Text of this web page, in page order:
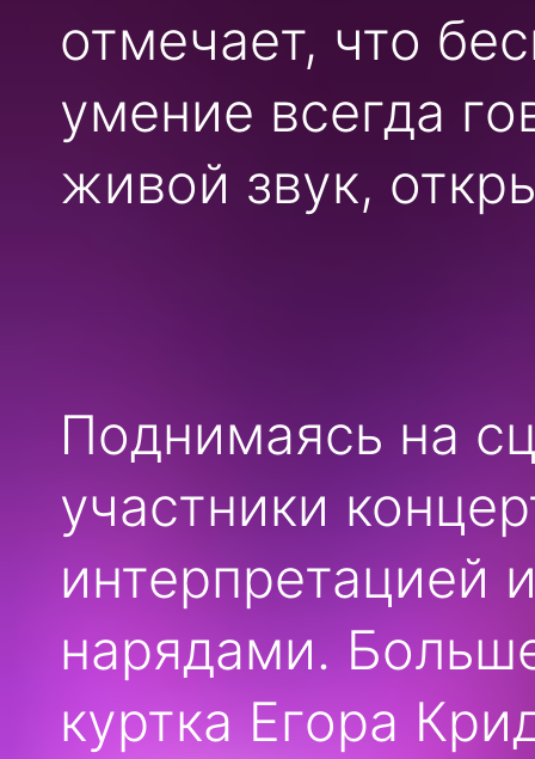
отмечает, что
умение всегда
живой звук,
Поднимаясь на
участники
интерпретацией
нарядами.
куртка Егора